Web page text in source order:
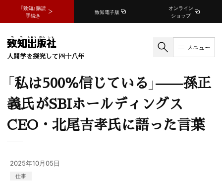
『致知』購読
手続き
致知電子版
オンライン
ショップ
人間学を探究して四十八年
メニュー
「私は500％信じている」——孫正
義氏がSBIホールディングス
CEO・北尾吉孝氏に語った言葉
2025年10月05日
仕事